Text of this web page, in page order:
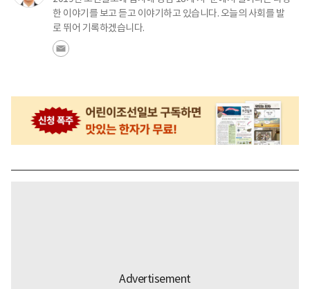
한 이야기를 보고 듣고 이야기하고 있습니다. 오늘의 사회를 발
로 뛰어 기록하겠습니다.